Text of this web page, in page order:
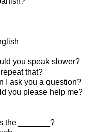
you speak slower?
that?
I ask you a question?
you please help me?
the _______?